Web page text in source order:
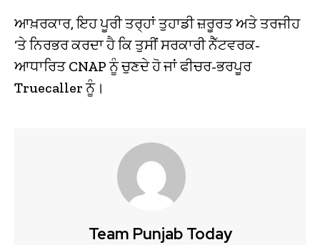
ਆਖ਼ਰਕਾਰ, ਇਹ ਪੂਰੀ ਤਰ੍ਹਾਂ ਤੁਹਾਡੀ ਜ਼ਰੂਰਤ ਅਤੇ ਤਰਜੀਹ
‘ਤੇ ਨਿਰਭਰ ਕਰਦਾ ਹੈ ਕਿ ਤੁਸੀਂ ਸਰਕਾਰੀ ਨੈੱਟਵਰਕ-
ਆਧਾਰਿਤ CNAP ਨੂੰ ਚੁਣਦੇ ਹੋ ਜਾਂ ਫੀਚਰ-ਭਰਪੂਰ
Truecaller ਨੂੰ।
Team Punjab Today